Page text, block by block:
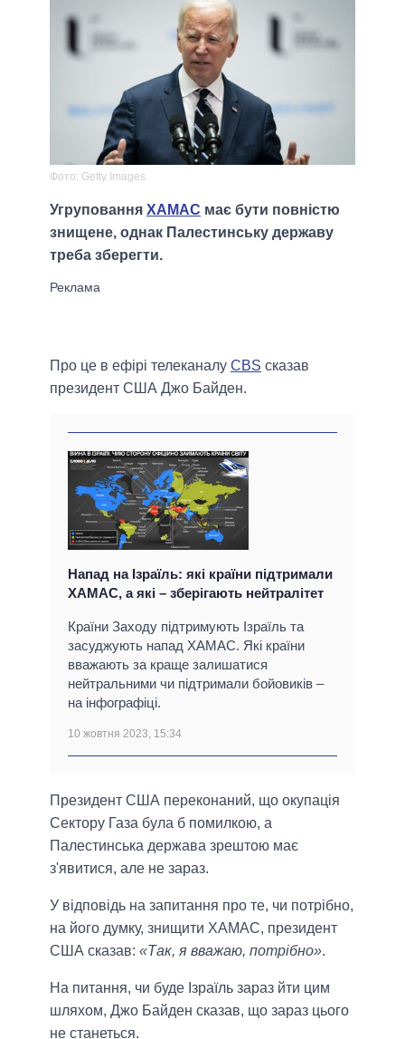
Фото: Getty Images
Угруповання ХАМАС має бути повністю
знищене, однак Палестинську державу
треба зберегти.
Про це в ефірі телеканалу CBS сказав
президент США Джо Байден.
Напад на Ізраїль: які країни підтримали
ХАМАС, а які – зберігають нейтралітет
Країни Заходу підтримують Ізраїль та
засуджують напад ХАМАС. Які країни
вважають за краще залишатися
нейтральними чи підтримали бойовиків –
на інфографіці.
10 жовтня 2023, 15:34
Президент США переконаний, що окупація
Сектору Газа була б помилкою, а
Палестинська держава зрештою має
з'явитися, але не зараз.
У відповідь на запитання про те, чи потрібно,
на його думку, знищити ХАМАС, президент
США сказав: «Так, я вважаю, потрібно».
На питання, чи буде Ізраїль зараз йти цим
шляхом, Джо Байден сказав, що зараз цього
не станеться.